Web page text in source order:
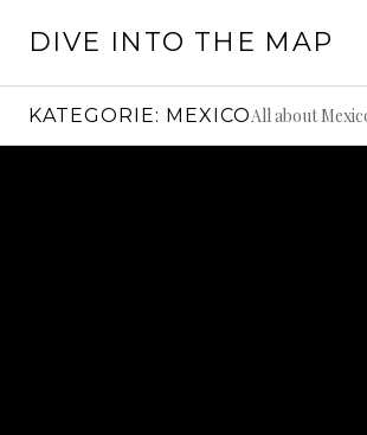
zumDIVE INTO THE MAP
KATEGORIE: MEXICOAll about